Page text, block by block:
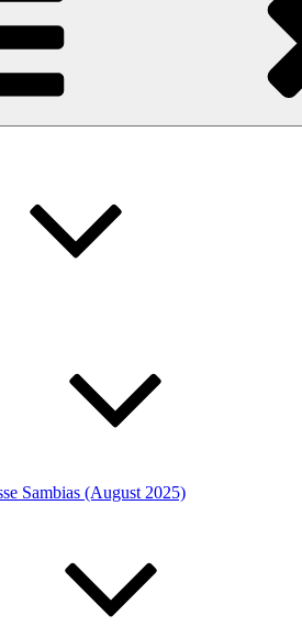
Sambias (August 2025)